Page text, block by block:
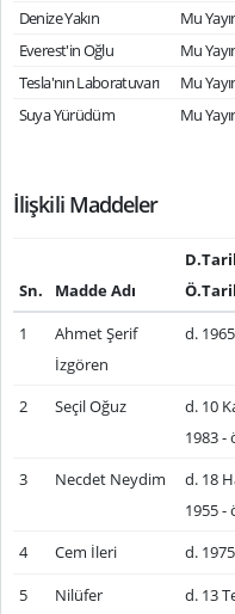
Denize Yakın
Mu
Everest'in Oğlu
Mu
Tesla'nın Laboratuvarı
Mu
Suya Yürüdüm
Mu
İlişkili Maddeler
Sn. Madde Adı
1
Ahmet Şerif
İzgören
d.
2 Seçil Oğuz
d. 10
1983 -
3 Necdet Neydim
d. 18
1955 -
4 Cem İleri d.
5
Nilüfer
d. 13